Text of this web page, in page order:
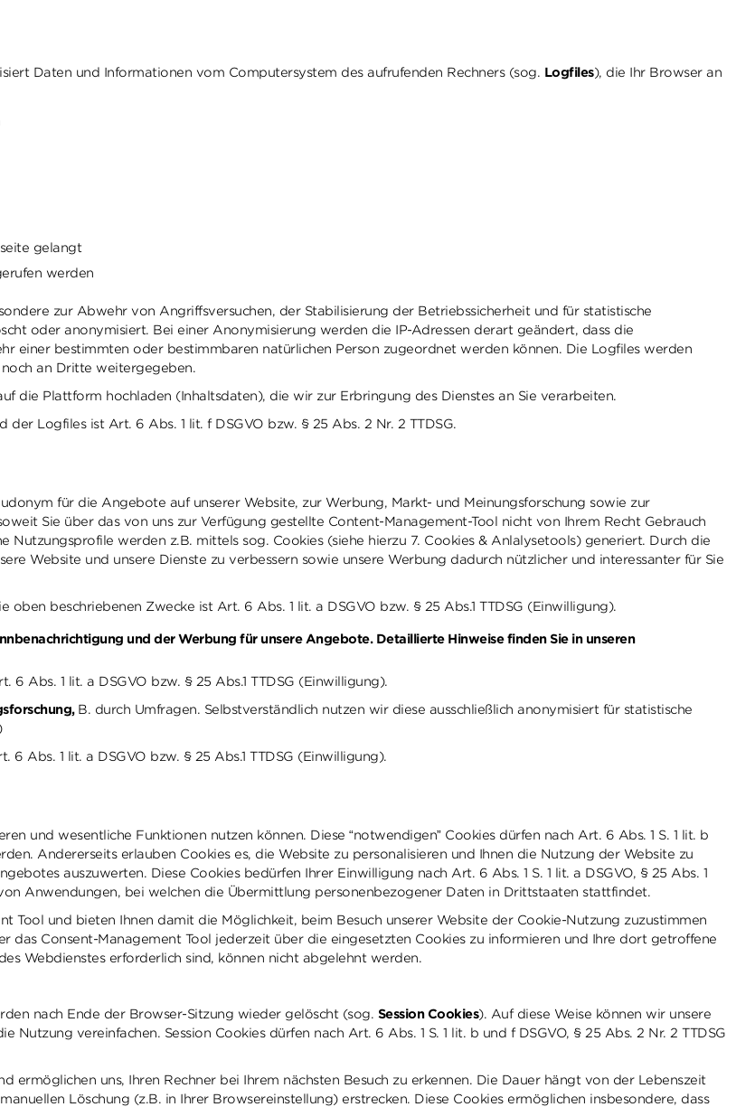
Daten und Informationen vom Computersystem des aufrufenden Rechners (sog. Logfiles), die Ihr Browser an
gelangt
werden
zur Abwehr von Angriffsversuchen, der Stabilisierung der Betriebssicherheit und für statistische
oder anonymisiert. Bei einer Anonymisierung werden die IP-Adressen derart geändert, dass die
einer bestimmten oder bestimmbaren natürlichen Person zugeordnet werden können. Die Logfiles werden
an Dritte weitergegeben.
die Plattform hochladen (Inhaltsdaten), die wir zur Erbringung des Dienstes an Sie verarbeiten.
Logfiles ist Art. 6 Abs. 1 lit. f DSGVO bzw. § 25 Abs. 2 Nr. 2 TTDSG.
für die Angebote auf unserer Website, zur Werbung, Markt- und Meinungsforschung sowie zur
Sie über das von uns zur Verfügung gestellte Content-Management-Tool nicht von Ihrem Recht Gebrauch
Nutzungsprofile werden z.B. mittels sog. Cookies (siehe hierzu 7. Cookies & Anlalysetools) generiert. Durch die
Website und unsere Dienste zu verbessern sowie unsere Werbung dadurch nützlicher und interessanter für Sie
beschriebenen Zwecke ist Art. 6 Abs. 1 lit. a DSGVO bzw. § 25 Abs.1 TTDSG (Einwilligung).
und der Werbung für unsere Angebote. Detaillierte Hinweise finden Sie in unseren
Abs. 1 lit. a DSGVO bzw. § 25 Abs.1 TTDSG (Einwilligung).
B. durch Umfragen. Selbstverständlich nutzen wir diese ausschließlich anonymisiert für statistische
Abs. 1 lit. a DSGVO bzw. § 25 Abs.1 TTDSG (Einwilligung).
und wesentliche Funktionen nutzen können. Diese “notwendigen” Cookies dürfen nach Art. 6 Abs. 1 S. 1 lit. b
Andererseits erlauben Cookies es, die Website zu personalisieren und Ihnen die Nutzung der Website zu
auszuwerten. Diese Cookies bedürfen Ihrer Einwilligung nach Art. 6 Abs. 1 S. 1 lit. a DSGVO, § 25 Abs. 1
von Anwendungen, bei welchen die Übermittlung personenbezogener Daten in Drittstaaten stattfindet.
Tool und bieten Ihnen damit die Möglichkeit, beim Besuch unserer Website der Cookie-Nutzung zuzustimmen
das Consent-Management Tool jederzeit über die eingesetzten Cookies zu informieren und Ihre dort getroffene
Webdienstes erforderlich sind, können nicht abgelehnt werden.
nach Ende der Browser-Sitzung wieder gelöscht (sog. Session Cookies). Auf diese Weise können wir unsere
vereinfachen. Session Cookies dürfen nach Art. 6 Abs. 1 S. 1 lit. b und f DSGVO, § 25 Abs. 2 Nr. 2 TTDSG
ermöglichen uns, Ihren Rechner bei Ihrem nächsten Besuch zu erkennen. Die Dauer hängt von der Lebenszeit
Löschung (z.B. in Ihrer Browsereinstellung) erstrecken. Diese Cookies ermöglichen insbesondere, dass